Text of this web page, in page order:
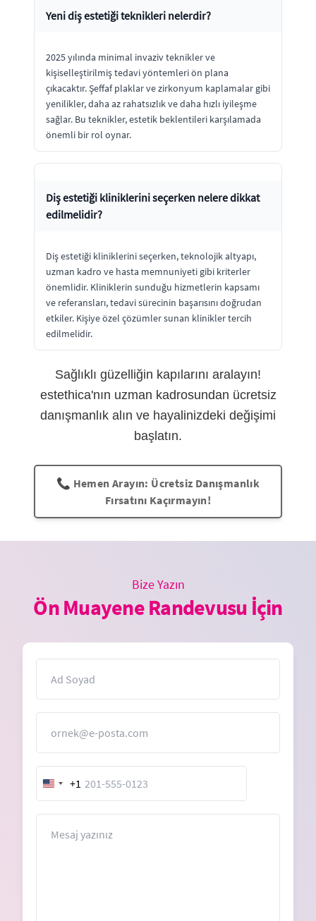
Yeni diş estetiği teknikleri nelerdir?
2025 yılında minimal invaziv teknikler ve
kişiselleştirilmiş tedavi yöntemleri ön plana
çıkacaktır. Şeffaf plaklar ve zirkonyum kaplamalar gibi
yenilikler, daha az rahatsızlık ve daha hızlı iyileşme
sağlar. Bu teknikler, estetik beklentileri karşılamada
önemli bir rol oynar.
Diş estetiği kliniklerini seçerken nelere dikkat
edilmelidir?
Diş estetiği kliniklerini seçerken, teknolojik altyapı,
uzman kadro ve hasta memnuniyeti gibi kriterler
önemlidir. Kliniklerin sunduğu hizmetlerin kapsamı
ve referansları, tedavi sürecinin başarısını doğrudan
etkiler. Kişiye özel çözümler sunan klinikler tercih
edilmelidir.
Sağlıklı güzelliğin kapılarını aralayın!
estethica'nın uzman kadrosundan ücretsiz
danışmanlık alın ve hayalinizdeki değişimi
başlatın.
📞 Hemen Arayın: Ücretsiz Danışmanlık
Fırsatını Kaçırmayın!
Bize Yazın
Ön Muayene Randevusu İçin
United
States
+1